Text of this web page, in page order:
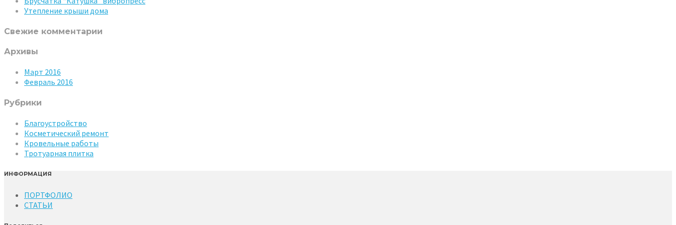
Утепление крыши дома
Свежие комментарии
Архивы
Март 2016
Февраль 2016
Рубрики
Благоустройство
Косметический ремонт
Кровельные работы
Тротуарная плитка
ИНФОРМАЦИЯ
ПОРТФОЛИО
СТАТЬИ